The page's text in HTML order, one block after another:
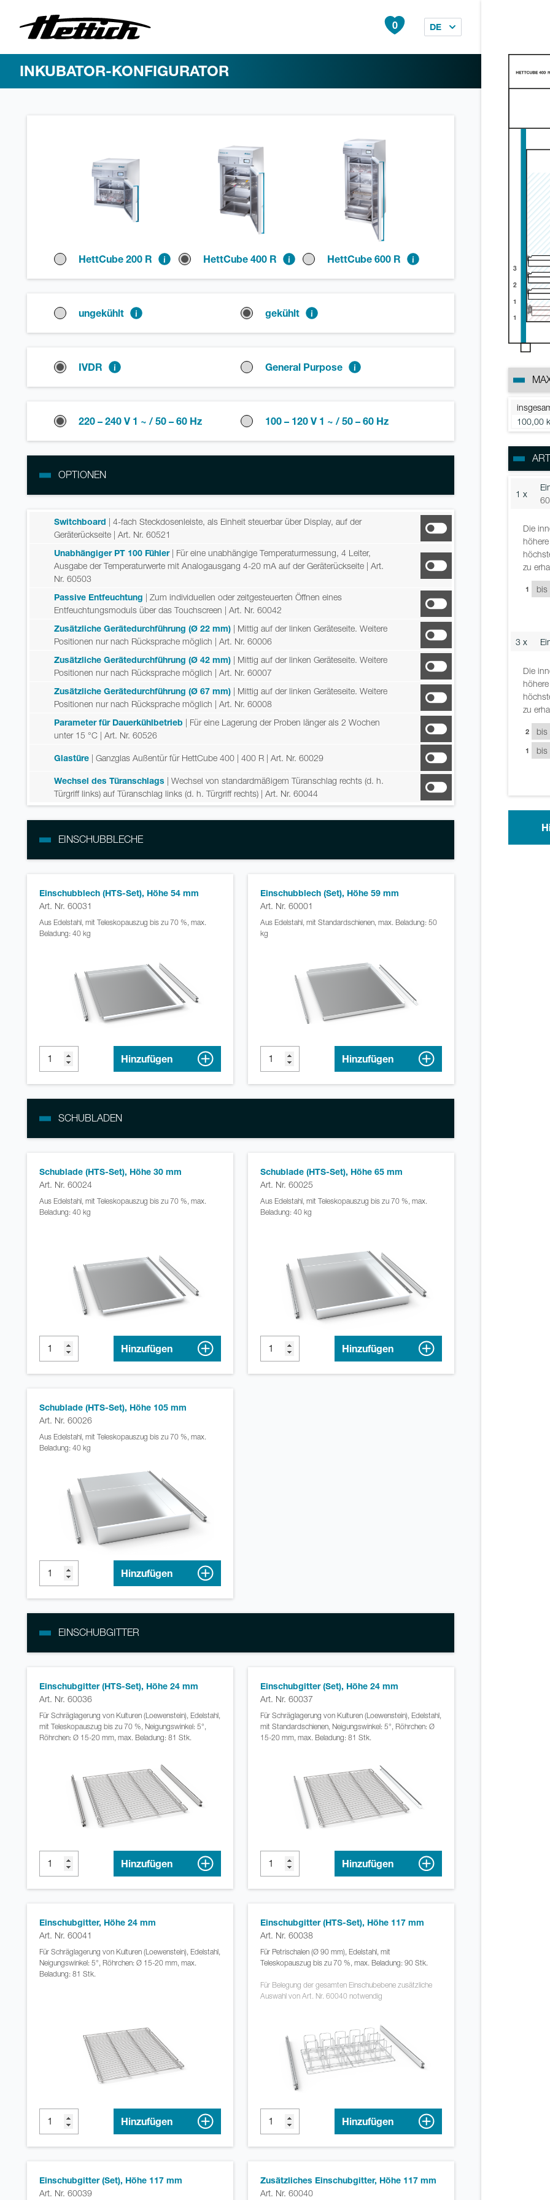
0 DE
INKUBATOR-KONFIGURATOR
HettCube 400 R
HettCube 200 R HettCube 600 R
ungekühlt gekühlt
IVDR General Purpose
220 – 240 V 1 ~ / 50 – 60 Hz 100 – 120 V 1 ~ / 50 – 60 Hz
OPTIONEN
Switchboard | 4-fach Steckdosenleiste, als Einheit steuerbar über Display, auf der
Geräterückseite | Art. Nr. 60521
Unabhängiger PT 100 Fühler | Für eine unabhängige Temperaturmessung, 4 Leiter,
Ausgabe der Temperaturwerte mit Analogausgang 4-20 mA auf der Geräterückseite | Art.
Nr. 60503
Passive Entfeuchtung | Zum individuellen oder zeitgesteuerten Öffnen eines
Entfeuchtungsmoduls über das Touchscreen | Art. Nr. 60042
Zusätzliche Gerätedurchführung (Ø 22 mm) | Mittig auf der linken Geräteseite. Weitere
Positionen nur nach Rücksprache möglich | Art. Nr. 60006
Zusätzliche Gerätedurchführung (Ø 42 mm) | Mittig auf der linken Geräteseite. Weitere
Positionen nur nach Rücksprache möglich | Art. Nr. 60007
Zusätzliche Gerätedurchführung (Ø 67 mm) | Mittig auf der linken Geräteseite. Weitere
Positionen nur nach Rücksprache möglich | Art. Nr. 60008
Parameter für Dauerkühlbetrieb | Für eine Lagerung der Proben länger als 2 Wochen
unter 15 °C | Art. Nr. 60526
Glastüre | Ganzglas Außentür für HettCube 400 | 400 R | Art. Nr. 60029
Wechsel des Türanschlags | Wechsel von standardmäßigem Türanschlag rechts (d. h.
Türgriff links) auf Türanschlag links (d. h. Türgriff rechts) | Art. Nr. 60044
EINSCHUBBLECHE
Einschubblech (HTS-Set), Höhe 54 mm
Art. Nr. 60031
Aus Edelstahl, mit Teleskopauszug bis zu 70 %, max.
Beladung: 40 kg
Hinzufügen
Einschubblech (Set), Höhe 59 mm
Art. Nr. 60001
Aus Edelstahl, mit Standardschienen, max. Beladung: 50
kg
Hinzufügen
SCHUBLADEN
Schublade (HTS-Set), Höhe 30 mm
Art. Nr. 60024
Aus Edelstahl, mit Teleskopauszug bis zu 70 %, max.
Beladung: 40 kg
Hinzufügen
Schublade (HTS-Set), Höhe 65 mm
Art. Nr. 60025
Aus Edelstahl, mit Teleskopauszug bis zu 70 %, max.
Beladung: 40 kg
Hinzufügen
Schublade (HTS-Set), Höhe 105 mm
Art. Nr. 60026
Aus Edelstahl, mit Teleskopauszug bis zu 70 %, max.
Beladung: 40 kg
Hinzufügen
EINSCHUBGITTER
Einschubgitter (HTS-Set), Höhe 24 mm
Art. Nr. 60036
Für Schräglagerung von Kulturen (Loewenstein), Edelstahl,
mit Teleskopauszug bis zu 70 %, Neigungswinkel: 5°,
Röhrchen: Ø 15-20 mm, max. Beladung: 81 Stk.
Hinzufügen
Einschubgitter (Set), Höhe 24 mm
Art. Nr. 60037
Für Schräglagerung von Kulturen (Loewenstein), Edelstahl,
mit Standardschienen, Neigungswinkel: 5°, Röhrchen: Ø
15-20 mm, max. Beladung: 81 Stk.
Hinzufügen
Einschubgitter, Höhe 24 mm
Art. Nr. 60041
Für Schräglagerung von Kulturen (Loewenstein), Edelstahl,
Neigungswinkel: 5°, Röhrchen: Ø 15-20 mm, max.
Beladung: 81 Stk.
Hinzufügen
Einschubgitter (HTS-Set), Höhe 117 mm
Art. Nr. 60038
Für Petrischalen (Ø 90 mm), Edelstahl, mit
Teleskopauszug bis zu 70 %, max. Beladung: 90 Stk.
Für Belegung der gesamten Einschubebene zusätzliche
Auswahl von Art. Nr. 60040 notwendig
Hinzufügen
Einschubgitter (Set), Höhe 117 mm
Art. Nr. 60039
Zusätzliches Einschubgitter, Höhe 117 mm
Art. Nr. 60040
1
1
2
3
100,00
1 x
Die
zu
1
3 x
Die
zu
1
2